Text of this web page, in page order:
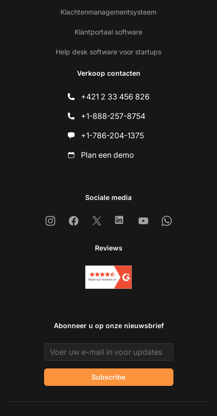
Klachtenmanagementsysteem
Klantportaal software
Help desk software voor startups
Verkoop contacten
+421 2 33 456 826
+1-888-257-8754
+1-786-204-1375
Plan een demo
Sociale media
InstagramFacebook
X LinkedinYoutubeWhatsapp
Reviews
Abonneer u op onze nieuwsbrief
Email address
Subscribe